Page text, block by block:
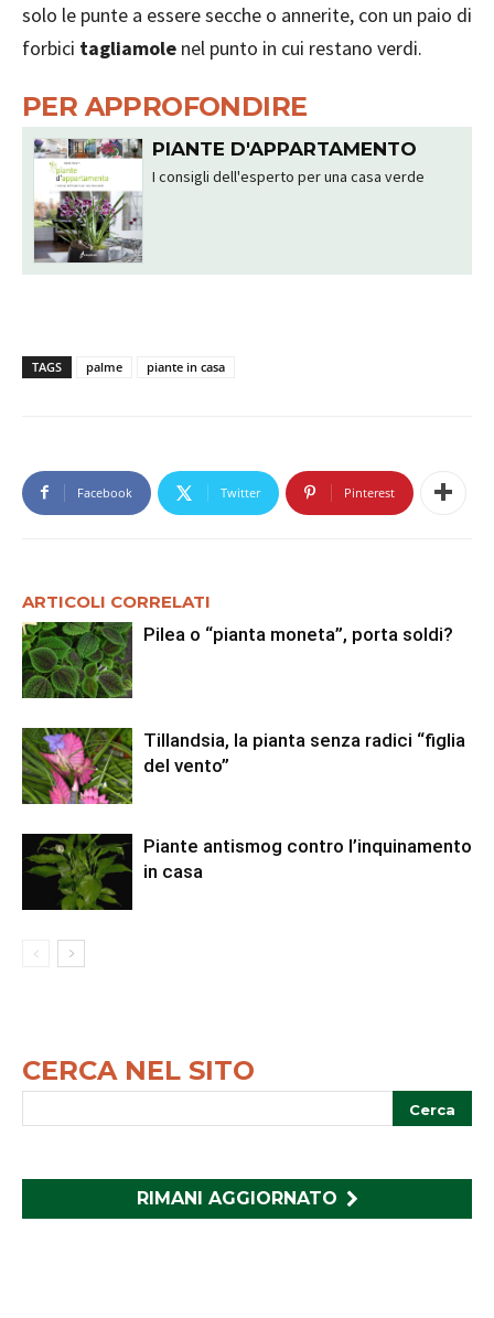
solo le punte a essere secche o annerite, con un paio di
forbici tagliamole nel punto in cui restano verdi.
PER APPROFONDIRE
PIANTE D'APPARTAMENTO
I consigli dell'esperto per una casa verde
TAGS palme piante in casa
Facebook Twitter Pinterest
ARTICOLI CORRELATI
Pilea o “pianta moneta”, porta soldi?
Tillandsia, la pianta senza radici “figlia
del vento”
Piante antismog contro l’inquinamento
in casa
CERCA NEL SITO
RIMANI AGGIORNATO